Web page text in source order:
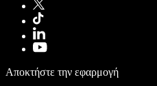
Αποκτήστε την εφαρμογή